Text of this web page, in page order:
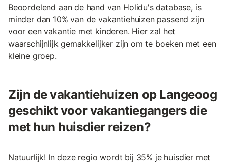
Beoordelend aan de hand van Holidu's database, is
minder dan 10% van de vakantiehuizen passend zijn
voor een vakantie met kinderen. Hier zal het
waarschijnlijk gemakkelijker zijn om te boeken met een
kleine groep.
Zijn de vakantiehuizen op Langeoog
geschikt voor vakantiegangers die
met hun huisdier reizen?
Natuurlijk! In deze regio wordt bij 35% je huisdier met